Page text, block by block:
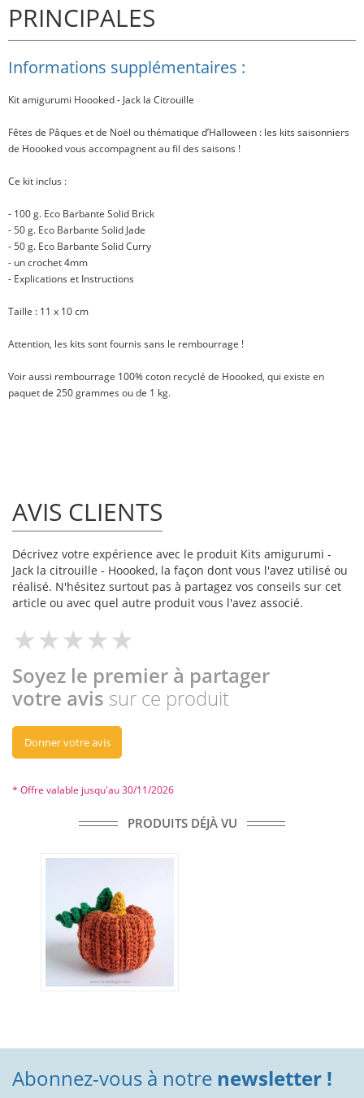
PRINCIPALES
Informations supplémentaires :
Kit amigurumi Hoooked - Jack la Citrouille
Fêtes de Pâques et de Noël ou thématique d’Halloween : les kits saisonniers
de Hoooked vous accompagnent au fil des saisons !
Ce kit inclus :
- 100 g. Eco Barbante Solid Brick
- 50 g. Eco Barbante Solid Jade
- 50 g. Eco Barbante Solid Curry
- un crochet 4mm
- Explications et Instructions
Taille : 11 x 10 cm
Attention, les kits sont fournis sans le rembourrage !
Voir aussi rembourrage 100% coton recyclé de Hoooked, qui existe en
paquet de 250 grammes oude 1 kg.
AVIS CLIENTS
Décrivez votre expérience avec le produit Kits amigurumi -
Jack la citrouille - Hoooked, la façon dont vous l'avez utilisé ou
réalisé. N'hésitez surtout pas à partagez vos conseils sur cet
article ou avec quel autre produit vous l'avez associé.
Soyez le premier à partager
votre avis sur ce produit
Donner votre avis
* Offre valable jusqu'au 30/11/2026
PRODUITS DÉJÀ VU
Abonnez-vous à notre newsletter !